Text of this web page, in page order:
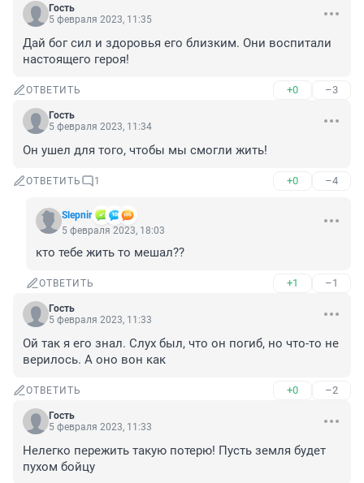
Гость
5 февраля 2023, 11:35
Дай бог сил и здоровья его близким. Они воспитали
настоящего героя!
ОТВЕТИТЬ +0 –3
Гость
5 февраля 2023, 11:34
Он ушел для того, чтобы мы смогли жить!
ОТВЕТИТЬ 1 +0 –4
Slepnir
5 февраля 2023, 18:03
кто тебе жить то мешал??
ОТВЕТИТЬ +1 –1
Гость
5 февраля 2023, 11:33
Ой так я его знал. Слух был, что он погиб, но что-то не
верилось. А оно вон как
ОТВЕТИТЬ +0 –2
Гость
5 февраля 2023, 11:33
Нелегко пережить такую потерю! Пусть земля будет
пухом бойцу